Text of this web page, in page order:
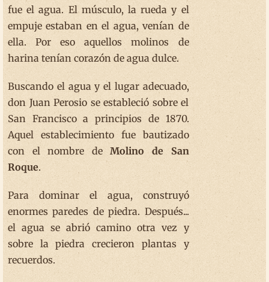
fue el agua. El músculo, la rueda y el
empuje estaban en el agua, venían de
ella. Por eso aquellos molinos de
harina tenían corazón de agua dulce.
Buscando el agua y el lugar adecuado,
don Juan Perosio se estableció sobre el
San Francisco a principios de 1870.
Aquel establecimiento fue bautizado
con el nombre deMolino de San
Roque.
Para dominar el agua, construyó
enormes paredes de piedra. Después...
el agua se abrió camino otra vez y
sobre la piedra crecieron plantas y
recuerdos.